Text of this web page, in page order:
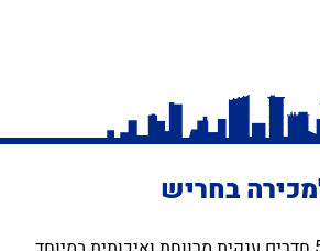
בחריש